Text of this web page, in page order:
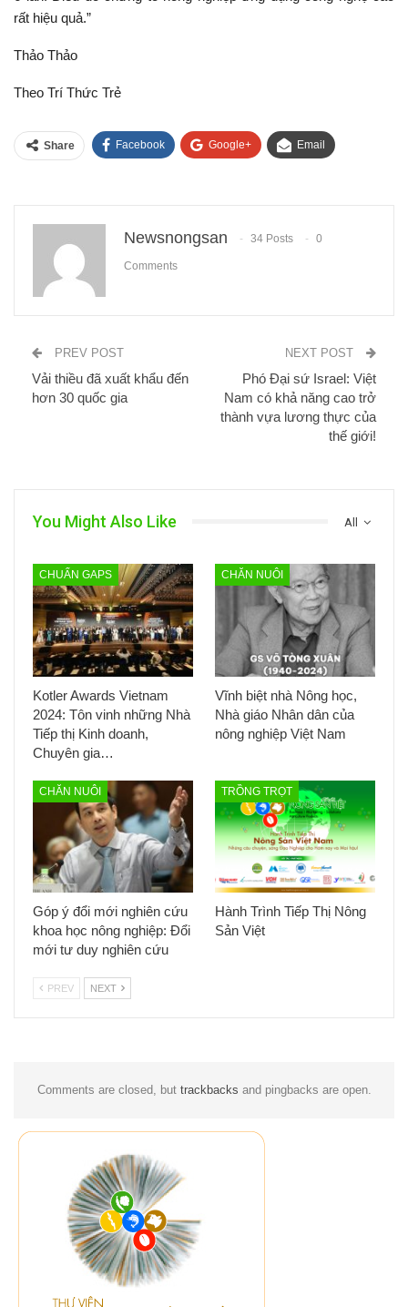
rất hiệu quả.”
Thảo Thảo
Theo Trí Thức Trẻ
Share Facebook Google+ Email
Newsnongsan 34 Posts 0
Comments
PREV POST
Vải thiều đã xuất khẩu đến
hơn 30 quốc gia
NEXT POST
Phó Đại sứ Israel: Việt
Nam có khả năng cao trở
thành vựa lương thực của
thế giới!
All
You Might Also Like
CHUẨN GAPS
Kotler Awards Vietnam
2024: Tôn vinh những Nhà
Tiếp thị Kinh doanh,
Chuyên gia…
CHĂN NUÔI
Vĩnh biệt nhà Nông học,
Nhà giáo Nhân dân của
nông nghiệp Việt Nam
CHĂN NUÔI
Góp ý đổi mới nghiên cứu
khoa học nông nghiệp: Đổi
mới tư duy nghiên cứu
TRỒNG TRỌT
Hành Trình Tiếp Thị Nông
Sản Việt
PREV NEXT
Comments are closed, but trackbacks and pingbacks are open.